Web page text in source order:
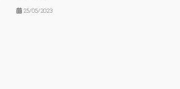
25/05/2023